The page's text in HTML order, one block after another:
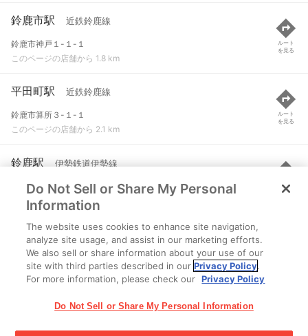
鈴鹿市駅 近鉄鈴鹿線
鈴鹿市神戸１-１-１
このページの店舗から 1.8 km
ルート
を見る
平田町駅 近鉄鈴鹿線
鈴鹿市算所３-１-１
このページの店舗から 2.1 km
ルート
を見る
鈴鹿駅 伊勢鉄道伊勢線
鈴鹿市矢橋町１丁目１１
このページの店舗から 2.2 km
ルート
を見る
玉垣駅 伊勢鉄道伊勢線
鈴鹿市桜島町１丁目２０
このページの店舗から 2.4 km
Do Not Sell or Share My Personal
Information
The website uses cookies to enhance site navigation,
analyze site usage, and assist in our marketing efforts.
We also sell or share information about your use of our
site with third parties described in ourPrivacy Policy.
For more information, please check our Privacy Policy
Do Not Sell or Share My Personal Information